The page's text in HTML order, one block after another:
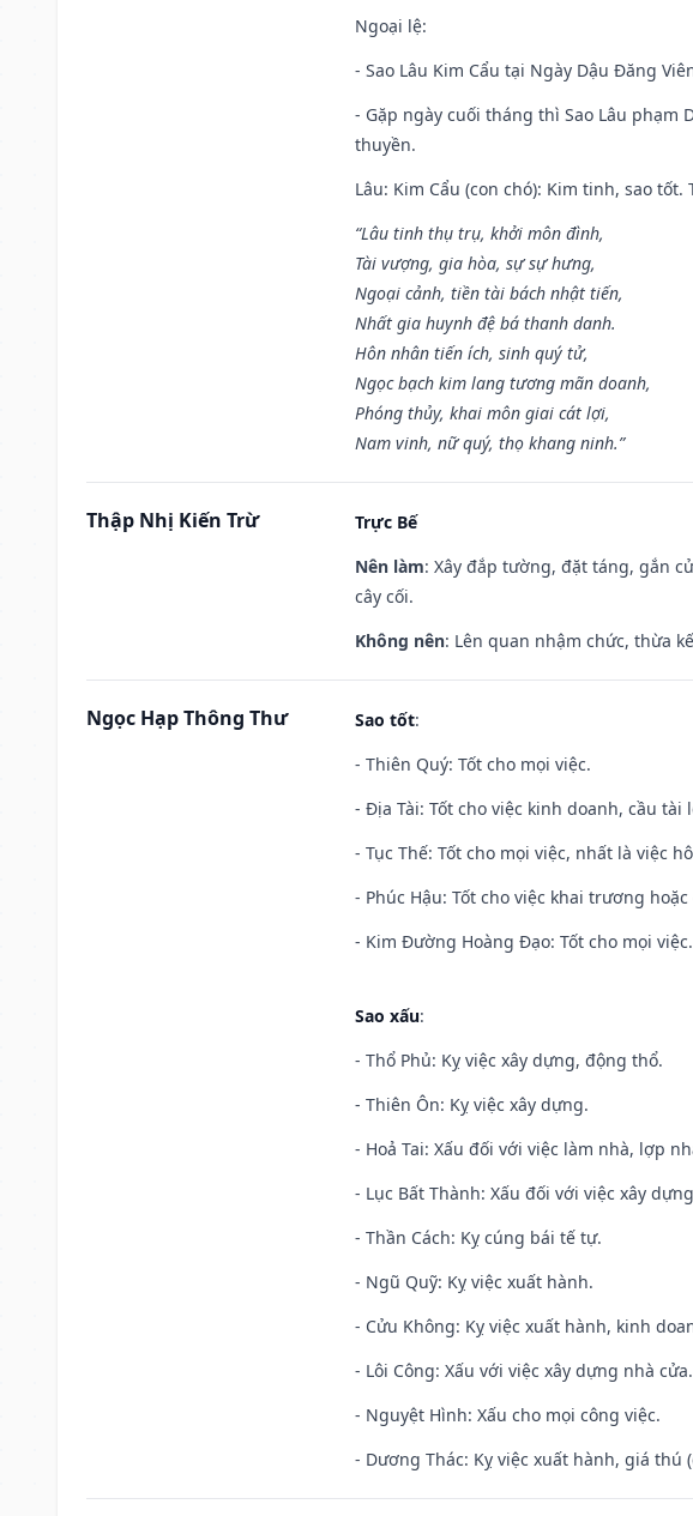
Ngoại lệ:
- Sao Lâu Kim Cẩu tại Ngày Dậu Đăng
- Gặp ngày cuối tháng thì Sao Lâu
thuyền.
Lâu: Kim Cẩu (con chó): Kim tinh, sao
“Lâu tinh thụ trụ, khởi môn đình,
Tài vượng, gia hòa, sự sự hưng,
Ngoại cảnh, tiền tài bách nhật tiến,
Nhất gia huynh đệ bá thanh danh.
Hôn nhân tiến ích, sinh quý tử,
Ngọc bạch kim lang tương mãn doanh,
Phóng thủy, khai môn giai cát lợi,
Nam vinh, nữ quý, thọ khang ninh.”
Thập Nhị Kiến Trừ
Trực Bế
Nên làm: Xây đắp tường, đặt táng, gắn
cây cối.
Không nên: Lên quan nhậm chức, thừa
Ngọc Hạp Thông Thư Sao tốt:
- Thiên Quý: Tốt cho mọi việc.
- Địa Tài: Tốt cho việc kinh doanh, cầu tài
- Tục Thế: Tốt cho mọi việc, nhất là việc
- Phúc Hậu: Tốt cho việc khai trương
- Kim Đường Hoàng Đạo: Tốt cho mọi việc.
Sao xấu:
- Thổ Phủ: Kỵ việc xây dựng, động thổ.
- Thiên Ôn: Kỵ việc xây dựng.
- Hoả Tai: Xấu đối với việc làm nhà, lợp
- Lục Bất Thành: Xấu đối với việc xây
- Thần Cách: Kỵ cúng bái tế tự.
- Ngũ Quỹ: Kỵ việc xuất hành.
- Cửu Không: Kỵ việc xuất hành, kinh
- Lôi Công: Xấu với việc xây dựng nhà cửa.
- Nguyệt Hình: Xấu cho mọi công việc.
- Dương Thác: Kỵ việc xuất hành, giá thú